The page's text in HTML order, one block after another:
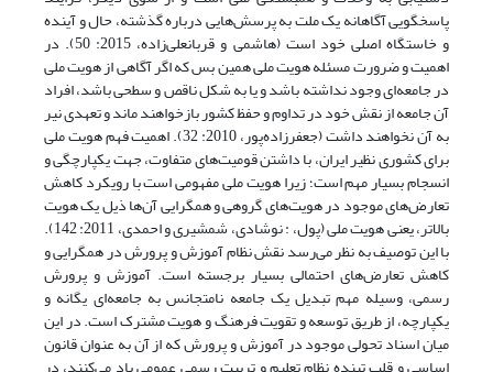
پاسخگویی آگاهانه یک ملت به پرسش‌هایی درباره گذشته، حال و آینده
و خاستگاه اصلی خود است (هاشمی و قربانعلی‌زاده، 2015: 50). در
اهمیت و ضرورت مسئله هویت ملی همین بس که اگر آگاهی از هویت ملی
در جامعه‌ای وجود نداشته باشد و یا به شکل ناقص و سطحی باشد، افراد
آن جامعه از نقش خود در تداوم و حفظ کشور بازخواهند ماند و تعهدی نیر
به آن نخواهند داشت (جعفرزاده‌پور، 2010: 32). اهمیت فهم هویت ملی
برای کشوری نظیر ایران، با داشتن قومیت‌های متفاوت، جهت یکپارچگی و
انسجام بسیار مهم است؛ زیرا هویت ملی مفهومی است با رویکرد کاهش
تعارض‌های موجود در هویت‌های گروهی و همگرایی آن‌ها ذیل یک هویت
بالاتر، یعنی هویت ملی (پول، : نوشادی، شمشیری و احمدی، 2011: 142).
با این توصیف به نظر می‌رسد نقش نظام آموزش و پرورش در همگرایی و
کاهش تعارض‌های احتمالی بسیار برجسته است. آموزش و پرورش
رسمی، وسیله مهم تبدیل یک جامعه نامتجانس به جامعه‌ای یگانه و
یکپارچه، از طریق توسعه و تقویت فرهنگ و هویت مشترک است. در این
میان اسناد تحولی موجود در آموزش و پرورش که از آن به عنوان قانون